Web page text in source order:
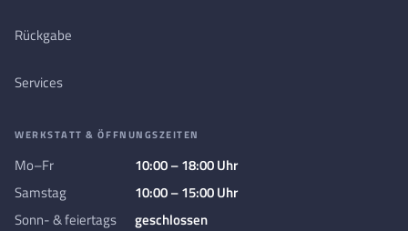
Rückgabe
Services
WERKSTATT & ÖFFNUNGSZEITEN
Mo–Fr
10:00 – 18:00 Uhr
Samstag
10:00 – 15:00 Uhr
Sonn- & feiertags
geschlossen